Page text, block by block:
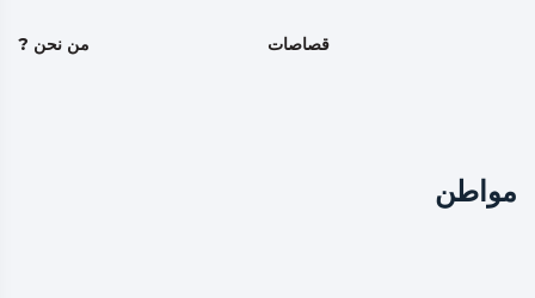
قصاصات من نحن ?
مواطن